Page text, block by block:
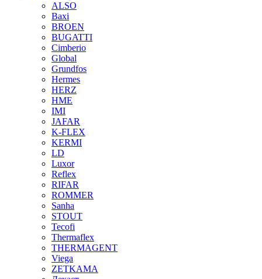
ALSO
Baxi
BROEN
BUGATTI
Cimberio
Global
Grundfos
Hermes
HERZ
HME
IMI
JAFAR
K-FLEX
KERMI
LD
Luxor
Reflex
RIFAR
ROMMER
Sanha
STOUT
Tecofi
Thermaflex
THERMAGENT
Viega
ZETKAMA